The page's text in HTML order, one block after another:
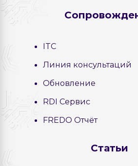
ITC
Линия консультаций
Обновление
RDI Сервис
FREDO Отчёт
Статьи